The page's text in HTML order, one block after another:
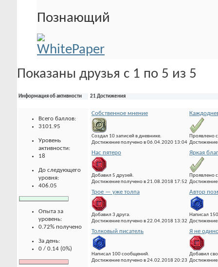
Познающий
Показаны друзья с 1 по 5 из 5
Информация об активности
Всего баллов:
3101.95
Уровень
активности:
18
До следующего
уровня:
406.05
Опыта за
уровень:
0.72% получено
За день:
0 / 0.14 (0%)
21 Достижения
Собственное мнение
Создал 10 записей в дневнике.
Достижение получено в 06.04.2020 13:04
Проявлено
Нас пятеро
Добавил 5 друзей.
Достижение получено в 21.08.2018 17:52
Яркая
Проявлено
Трое — уже толпа
Добавил 3 друга.
Достижение получено в 22.04.2018 13:32
Автор
Написал
Толковый писатель
Написал 100 сообщений.
Достижение получено в 24.02.2018 20:23
Я не
Добавил